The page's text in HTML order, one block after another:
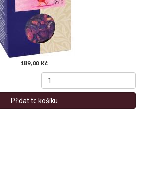
189,00 Kč
Přidat to košíku